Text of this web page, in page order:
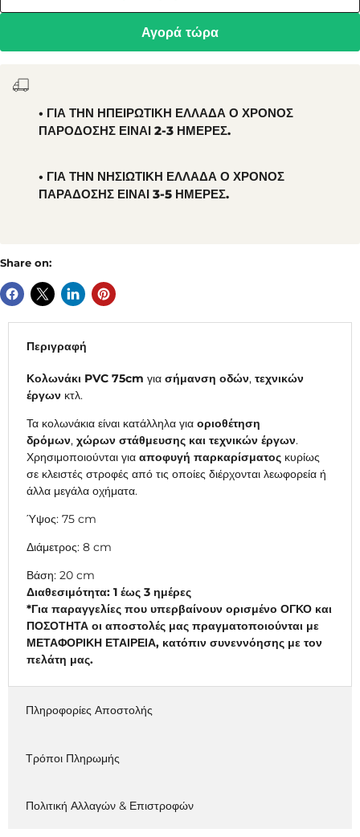
Αγορά τώρα
• ΓΙΑ ΤΗΝ ΗΠΕΙΡΩΤΙΚΗ ΕΛΛΑΔΑ Ο ΧΡΌΝΟΣ
ΠΑΡΟΔΟΣΗΣ ΕΙΝΑΙ 2-3 ΗΜΕΡΕΣ.
• ΓΙΑ ΤΗΝ ΝΗΣΙΩΤΙΚΗ ΕΛΛΑΔΑ Ο ΧΡΟΝΟΣ
ΠΑΡΑΔΟΣΗΣ ΕΙΝΑΙ 3-5 ΗΜΕΡΕΣ.
Share on:
Περιγραφή
Κολωνάκι PVC 75cm για σήμανση οδών, τεχνικών
έργων κτλ.
Τα κολωνάκια είναι κατάλληλα για οριοθέτηση
δρόμων, χώρων στάθμευσης και τεχνικών έργων.
Χρησιμοποιούνται για αποφυγή παρκαρίσματος κυρίως
σε κλειστές στροφές από τις οποίες διέρχονται λεωφορεία ή
άλλα μεγάλα οχήματα.
Ύψος: 75 cm
Διάμετρος: 8 cm
Βάση: 20 cm
Διαθεσιμότητα: 1 έως 3 ημέρες
*Για παραγγελίες που υπερβαίνουν ορισμένο ΟΓΚΟ και
ΠΟΣΟΤΗΤΑ οι αποστολές μας πραγματοποιούνται με
ΜΕΤΑΦΟΡΙΚΗ ΕΤΑΙΡΕΙΑ, κατόπιν συνεννόησης με τον
πελάτη μας.
Πληροφορίες Αποστολής
Τρόποι Πληρωμής
Πολιτική Αλλαγών & Επιστροφών